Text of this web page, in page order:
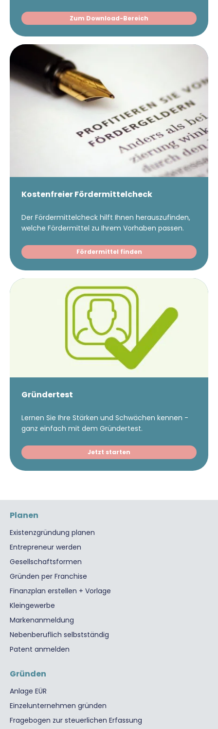
Zum Download-Bereich
Kostenfreier Fördermittelcheck
Der Fördermittelcheck hilft Ihnen herauszufinden,
welche Fördermittel zu Ihrem Vorhaben passen.
Fördermittel finden
Gründertest
Lernen Sie Ihre Stärken und Schwächen kennen -
ganz einfach mit dem Gründertest.
Jetzt starten
Planen
Existenzgründung planen
Entrepreneur werden
Gesellschaftsformen
Gründen per Franchise
Finanzplan erstellen + Vorlage
Kleingewerbe
Markenanmeldung
Nebenberuflich selbstständig
Patent anmelden
Gründen
Anlage EÜR
Einzelunternehmen gründen
Fragebogen zur steuerlichen Erfassung